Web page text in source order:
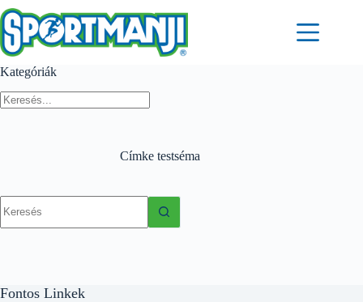
Skip
to
content
Címketestséma
results
Kategóriák
Fontos Linkek